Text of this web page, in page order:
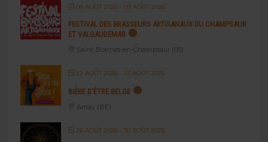
08 AOÛT 2026- 09 AOÛT 2026
FESTIVAL DES BRASSEURS ARTISANAUX DU CHAMPSAUR
ET VALGAUDEMAR
Saint-Bonnet-en-Champsaur (05)
22 AOÛT 2026- 23 AOÛT 2026
BIÈRE D’ÊTRE BELGE
Amay (BE)
26 AOÛT 2026- 30 AOÛT 2026